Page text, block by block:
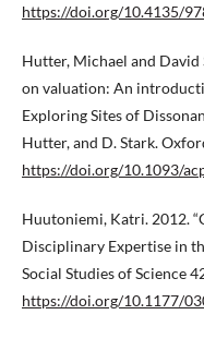
https://doi.org/10.4135/
Hutter, Michael and David
on valuation: An
Exploring Sites of
Hutter, and D. Stark.
https://doi.org/10.1093/
Huutoniemi, Katri. 2012.
Disciplinary Expertise in
Social Studies of Science
https://doi.org/10.1177/